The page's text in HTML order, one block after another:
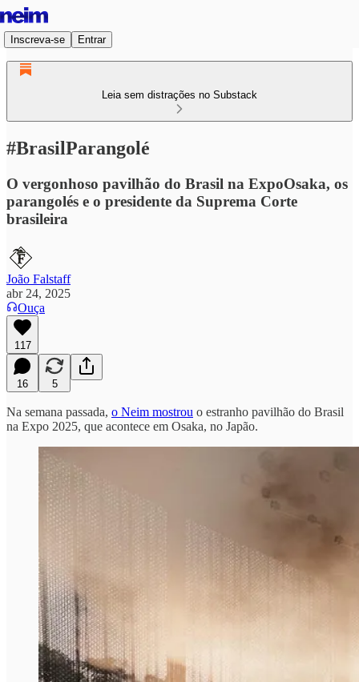
Inscreva-se Entrar
Leia sem distrações no Substack
#BrasilParangolé
O vergonhoso pavilhão do Brasil na ExpoOsaka, os
parangolés e o presidente da Suprema Corte
brasileira
João Falstaff
abr 24, 2025
Ouça
117
16 5
Na semana passada, o Neim mostrou o estranho pavilhão do Brasil
na Expo 2025, que acontece em Osaka, no Japão.